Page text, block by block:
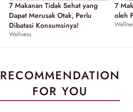
7 Makanan Tidak Sehat yang
Dapat Merusak Otak, Perlu
Dibatasi Konsumsinya!
Wellness
7
oleh
RECOMMENDATION
FOR YOU